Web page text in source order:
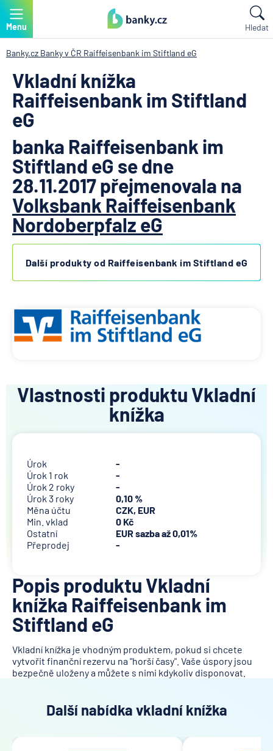
Menu Hledat
Banky.cz Banky v ČR Raiffeisenbank im Stiftland eG
Vkladní knížka
Raiffeisenbank im Stiftland
eG
banka Raiffeisenbank im
Stiftland eG se dne
28.11.2017 přejmenovala na
Volksbank Raiffeisenbank
Nordoberpfalz eG
Další produkty od Raiffeisenbank im Stiftland eG
Vlastnosti produktu Vkladní
knížka
Úrok
-
Úrok 1 rok
-
Úrok 2 roky
-
Úrok 3 roky
0,10 %
Měna účtu
CZK, EUR
Min. vklad
0 Kč
Ostatní
EUR sazba až 0,01%
Přeprodej
-
Popis produktu Vkladní
knížka Raiffeisenbank im
Stiftland eG
Vkladní knížka je vhodným produktem, pokud si chcete
vytvořit finanční rezervu na "horší časy". Vaše úspory jsou
bezpečně uloženy a můžete s nimi kdykoliv disponovat.
Další nabídka vkladní knížka